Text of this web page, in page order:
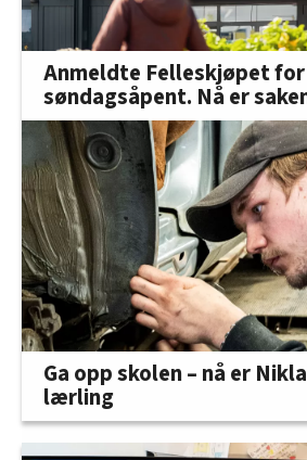
Anmeldte Felleskjøpet
søndagsåpent. Nå er
Ga opp skolen – nå er
lærling